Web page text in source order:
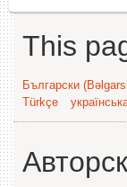
This
Български
Türkçe